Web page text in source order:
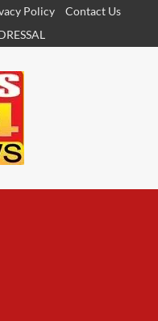
Policy
Contact Us